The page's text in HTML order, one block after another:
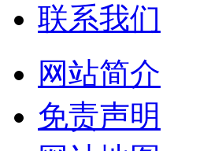
联系我们
网站简介
免责声明